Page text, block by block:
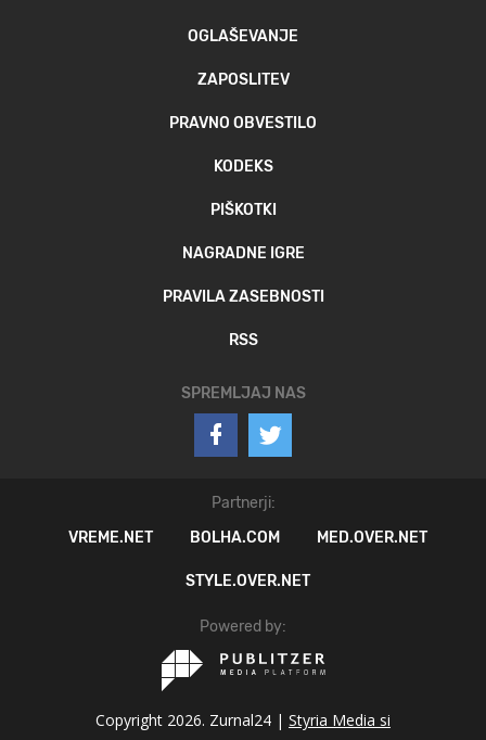
OGLAŠEVANJE
ZAPOSLITEV
PRAVNO OBVESTILO
KODEKS
PIŠKOTKI
NAGRADNE IGRE
PRAVILA ZASEBNOSTI
RSS
SPREMLJAJ NAS
Partnerji:
VREME.NET
BOLHA.COM MED.OVER.NET
STYLE.OVER.NET
Powered by:
Copyright 2026. Zurnal24 | Styria Media si